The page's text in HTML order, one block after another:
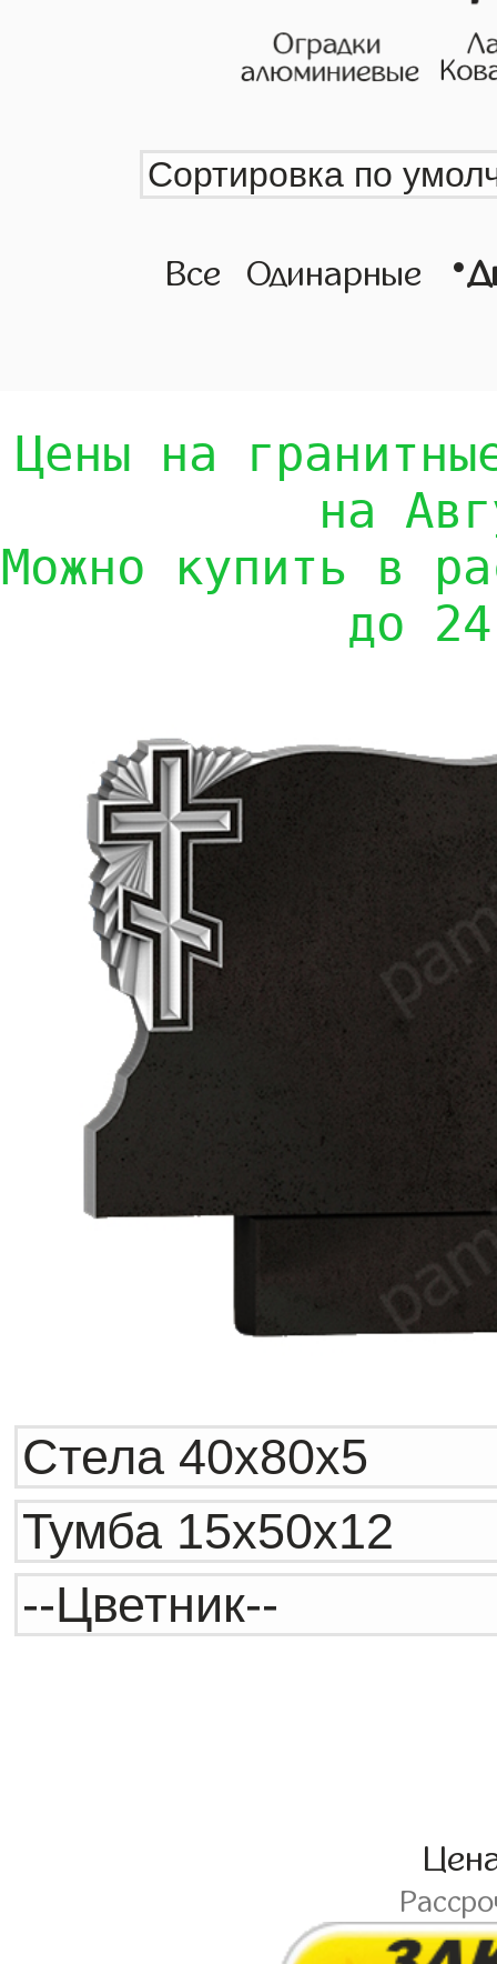
Все Одинарные •
Цены на
на
Можно купить в
до